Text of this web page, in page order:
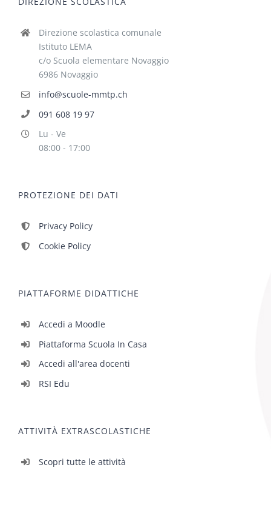
Direzione scolastica comunale
Istituto LEMA
c/o Scuola elementare Novaggio
6986 Novaggio
info@scuole-mmtp.ch
091 608 19 97
Lu - Ve
08:00 - 17:00
PROTEZIONE DEI DATI
Privacy Policy
Cookie Policy
PIATTAFORME DIDATTICHE
Accedi a Moodle
Piattaforma Scuola In Casa
Accedi all'area docenti
RSI Edu
ATTIVITÀ EXTRASCOLASTICHE
Scopri tutte le attività